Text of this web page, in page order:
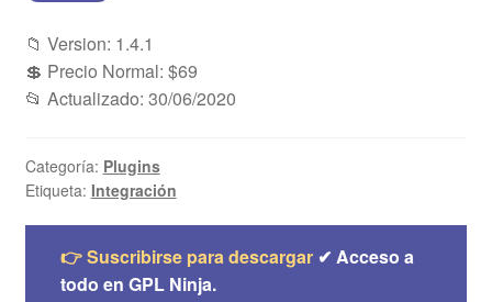
📁 Version: 1.4.1
💲 Precio Normal: $69
📂 Actualizado: 30/06/2020
Categoría: Plugins
Etiqueta: Integración
👉 Suscribirse para descargar✔ Acceso a
todo en GPL Ninja.